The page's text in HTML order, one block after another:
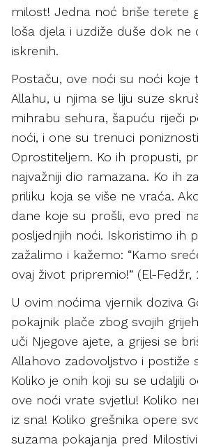
milost! Jedna noć briše terete
loša djela i uzdiže duše dok ne
iskrenih.
Postaču, ove noći su noći koje
Allahu, u njima se liju suze
mihrabu sehura, šapuću riječi
noći, i one su trenuci
Oprostiteljem. Ko ih propusti,
najvažniji dio ramazana. Ko ih
priliku koja se više ne vraća.
dane koje su prošli, evo pred
posljednjih noći. Iskoristimo ih
zažalimo i kažemo: “Kamo
ovaj život pripremio!” (El-Fedžr,
U ovim noćima vjernik doziva
pokajnik plače zbog svojih
uči Njegove ajete, a grijesi se
Allahovo zadovoljstvo i postiže
Koliko je onih koji su se udaljili
ove noći vrate svjetlu! Koliko
iz sna! Koliko grešnika opere
suzama pokajanja pred